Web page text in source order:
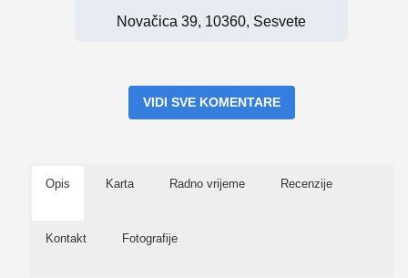
Novačica 39, 10360, Sesvete
VIDI SVE KOMENTARE
Opis Karta Radno vrijeme Recenzije
Kontakt Fotografije